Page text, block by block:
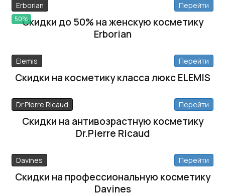
Erborian
50%
Перейти
Скидки до 50% на женскую косметику
Erborian
Elemis Перейти
Скидки на косметику класса люкс ELEMIS
Dr.Pierre Ricaud Перейти
Скидки на антивозрастную косметику
Dr.Pierre Ricaud
Davines Перейти
Скидки на профессиональную косметику
Davines